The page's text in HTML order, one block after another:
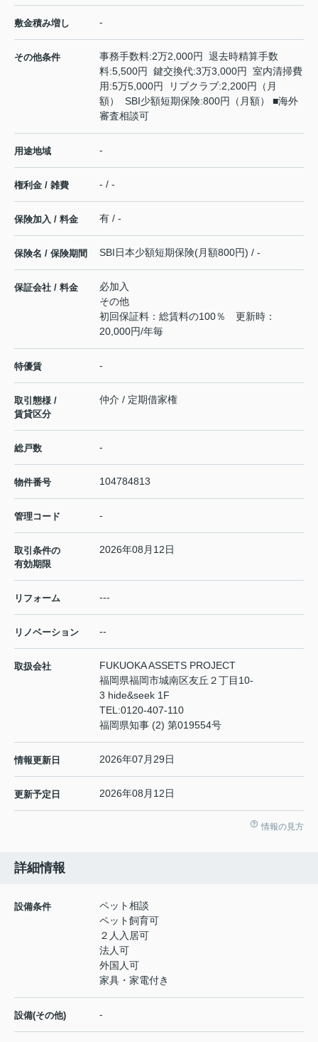
敷金積み増し -
その他条件
事務手数料:2万2,000円 退去時精算手数
料:5,500円 鍵交換代:3万3,000円 室内清掃費
用:5万5,000円 リブクラブ:2,200円（月
額） SBI少額短期保険:800円（月額） ■海外
審査相談可
用途地域 -
権利金 / 雑費 - / -
保険加入 / 料金 有 / -
保険名 / 保険期間 SBI日本少額短期保険(月額800円) / -
保証会社 / 料金
必加入
その他
初回保証料：総賃料の100％ 更新時：
20,000円/年毎
特優賃 -
取引態様 /
賃貸区分
仲介 / 定期借家権
総戸数 -
物件番号 104784813
管理コード -
取引条件の
有効期限
2026年08月12日
リフォーム ---
リノベーション --
取扱会社
FUKUOKA ASSETS PROJECT
福岡県福岡市城南区友丘２丁目10-
3 hide&seek 1F
TEL:0120-407-110
福岡県知事 (2) 第019554号
情報更新日 2026年07月29日
更新予定日 2026年08月12日
情報の見方
詳細情報
設備条件
ペット相談
ペット飼育可
２人入居可
法人可
外国人可
家具・家電付き
設備(その他) -